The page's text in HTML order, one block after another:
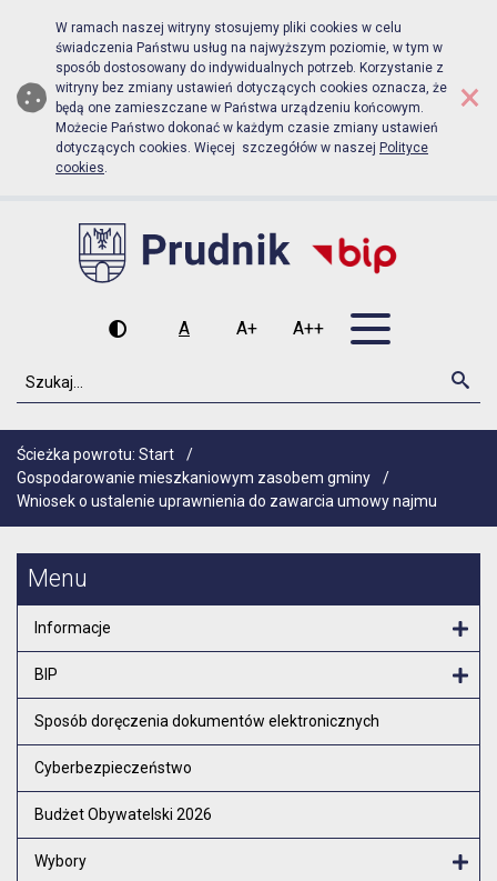
Biuletyn Informacji Publicznej
Przejdź do menu głównego
Przejdź do głównej zawartości
W ramach naszej witryny stosujemy pliki cookies w celu
świadczenia Państwu usług na najwyższym poziomie, w tym w
sposób dostosowany do indywidualnych potrzeb. Korzystanie z
witryny bez zmiany ustawień dotyczących cookies oznacza, że
będą one zamieszczane w Państwa urządzeniu końcowym.
Możecie Państwo dokonać w każdym czasie zmiany ustawień
dotyczących cookies. Więcej szczegółów w naszej Polityce
cookies.
×
Wysoki kontrast
A
Czcionka domyślna
A+
Czcionka średnia
A++
Czcionka duża
Szukaj
Ścieżka powrotu: Start
/
Gospodarowanie mieszkaniowym zasobem gminy
/
Wniosek o ustalenie uprawnienia do zawarcia umowy najmu
Menu
Informacje
BIP
Sposób doręczenia dokumentów elektronicznych
Cyberbezpieczeństwo
Budżet Obywatelski 2026
Wybory